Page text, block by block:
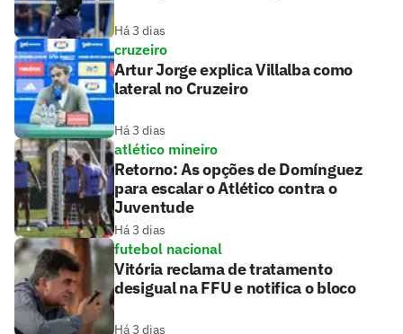
Há 3 dias
cruzeiro
Artur Jorge explica Villalba como
lateral no Cruzeiro
Há 3 dias
atlético mineiro
Retorno: As opções de Domínguez
para escalar o Atlético contra o
Juventude
Há 3 dias
futebol nacional
Vitória reclama de tratamento
desigual na FFU e notifica o bloco
Há 3 dias